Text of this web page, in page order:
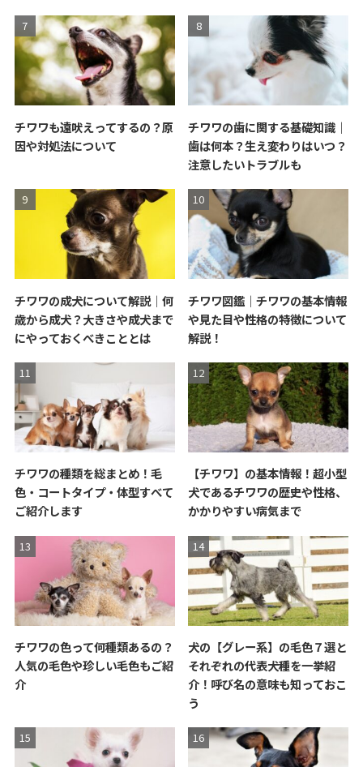
チワワも遠吠えってするの？原
因や対処法について
チワワの歯に関する基礎知識｜
歯は何本？生え変わりはいつ？
注意したいトラブルも
チワワの成犬について解説｜何
歳から成犬？大きさや成犬まで
にやっておくべきこととは
チワワ図鑑｜チワワの基本情報
や見た目や性格の特徴について
解説！
チワワの種類を総まとめ！毛
色・コートタイプ・体型すべて
ご紹介します
【チワワ】の基本情報！超小型
犬であるチワワの歴史や性格、
かかりやすい病気まで
チワワの色って何種類あるの？
人気の毛色や珍しい毛色もご紹
介
犬の【グレー系】の毛色７選と
それぞれの代表犬種を一挙紹
介！呼び名の意味も知っておこ
う